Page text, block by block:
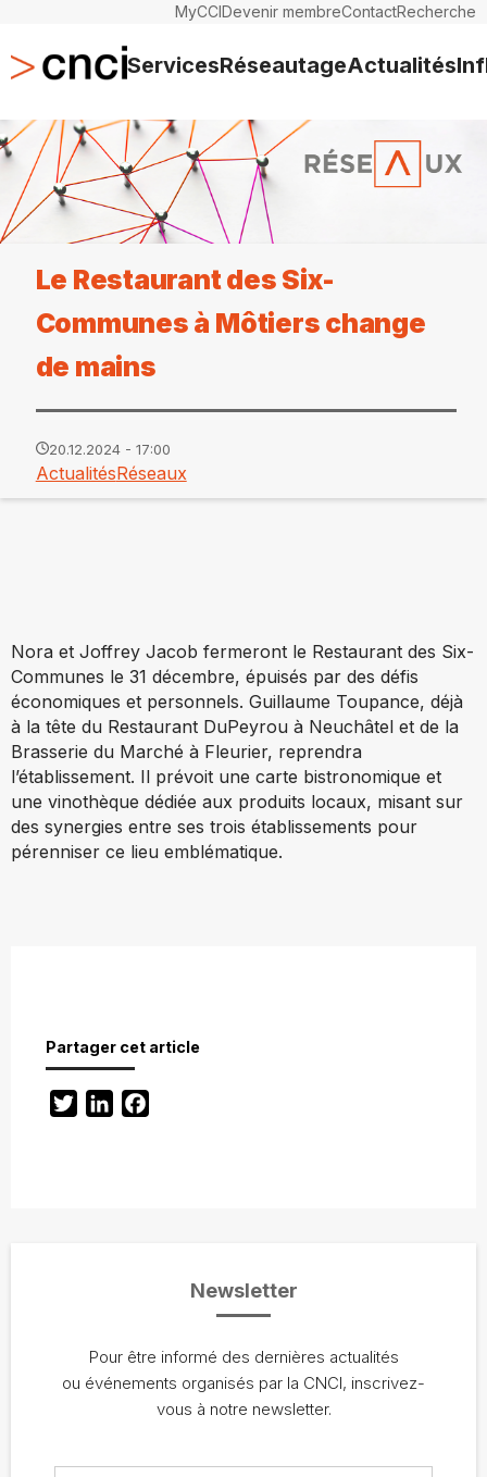
MyCCIDevenir membreContactRecherche
ServicesRéseautageActualités
Le Restaurant des Six-
Communes à Môtiers change
de mains
20.12.2024 - 17:00
ActualitésRéseaux
Nora et Joffrey Jacob fermeront le Restaurant des Six-
Communes le 31 décembre, épuisés par des défis
économiques et personnels. Guillaume Toupance, déjà
à la tête du Restaurant DuPeyrou à Neuchâtel et de la
Brasserie du Marché à Fleurier, reprendra
l’établissement. Il prévoit une carte bistronomique et
une vinothèque dédiée aux produits locaux, misant sur
des synergies entre ses trois établissements pour
pérenniser ce lieu emblématique.
Partager cet article
TwitterLinkedIn
Newsletter
Pour être informé des dernières actualités
ou événements organisés par la CNCI, inscrivez-
vous à notre newsletter.